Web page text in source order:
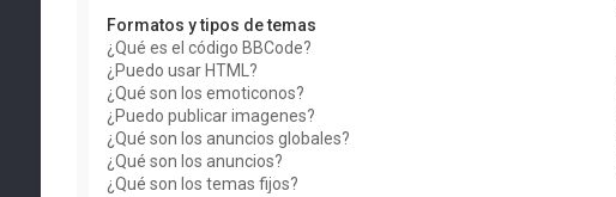
Formatos y tipos de temas
¿Qué es el código BBCode?
¿Puedo usar HTML?
¿Qué son los emoticonos?
¿Puedo publicar imagenes?
¿Qué son los anuncios globales?
¿Qué son los anuncios?
¿Qué son los temas fijos?